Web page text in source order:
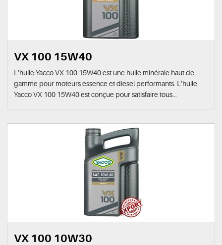
VX 100 15W40
L’huile Yacco VX 100 15W40 est une huile minérale haut de
gamme pour moteurs essence et diesel performants. L’huile
Yacco VX 100 15W40 est conçue pour satisfaire tous...
VX 100 10W30